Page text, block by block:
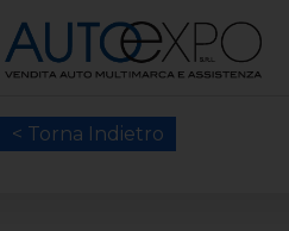
< Torna Indietro